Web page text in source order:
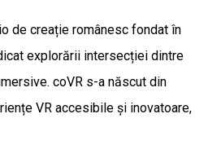
de creație românesc fondat în
explorării intersecției dintre
coVR s-a născut din
VR accesibile și inovatoare,